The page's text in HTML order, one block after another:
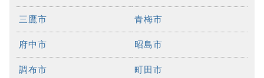
三鷹市 青梅市
府中市 昭島市
調布市 町田市